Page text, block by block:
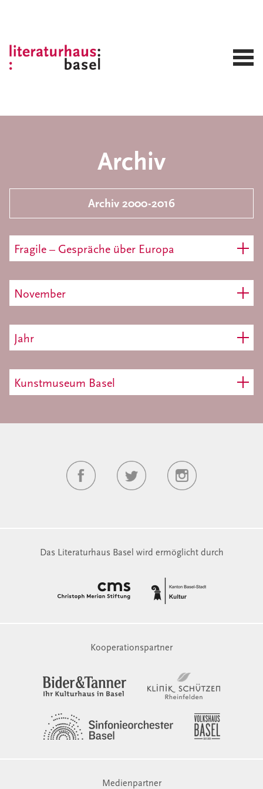
Archiv
Archiv 2000-2016
Fragile – Gespräche über Europa
November
Jahr
Kunstmuseum Basel
Das Literaturhaus Basel wird ermöglicht durch
Kooperationspartner
Medienpartner